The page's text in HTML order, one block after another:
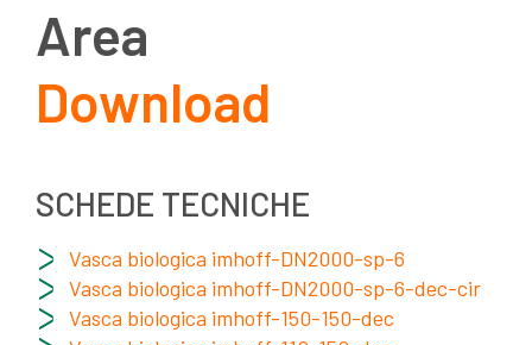
Area
Download
SCHEDE TECNICHE
Vasca biologica imhoff-DN2000-sp-6
Vasca biologica imhoff-DN2000-sp-6-dec-cir
Vasca biologica imhoff-150-150-dec